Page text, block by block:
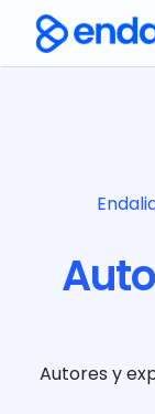
Autores y